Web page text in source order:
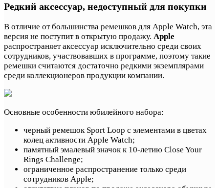
Редкий аксессуар, недоступный для покупки
В отличие от большинства ремешков для Apple Watch, эта
версия не поступит в открытую продажу. Apple
распространяет аксессуар исключительно среди своих
сотрудников, участвовавших в программе, поэтому такие
ремешки считаются достаточно редкими экземплярами
среди коллекционеров продукции компании.
Основные особенности юбилейного набора:
черный ремешок Sport Loop с элементами в цветах
колец активности Apple Watch;
памятный эмалевый значок к 10-летию Close Your
Rings Challenge;
ограниченное распространение только среди
сотрудников Apple;